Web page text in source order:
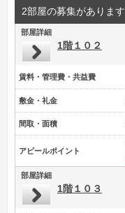
2部屋の募集があります
部屋詳細
1階１０２
賃料・管理費・共益費
敷金・礼金
間取・面積
アピールポイント
部屋詳細
1階１０３